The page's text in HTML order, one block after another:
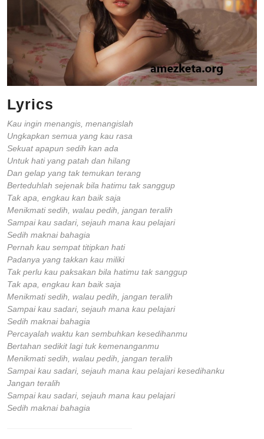
Lyrics
Kau ingin menangis, menangislah
Ungkapkan semua yang kau rasa
Sekuat apapun sedih kan ada
Untuk hati yang patah dan hilang
Dan gelap yang tak temukan terang
Berteduhlah sejenak bila hatimu tak sanggup
Tak apa, engkau kan baik saja
Menikmati sedih, walau pedih, jangan teralih
Sampai kau sadari, sejauh mana kau pelajari
Sedih maknai bahagia
Pernah kau sempat titipkan hati
Padanya yang takkan kau miliki
Tak perlu kau paksakan bila hatimu tak sanggup
Tak apa, engkau kan baik saja
Menikmati sedih, walau pedih, jangan teralih
Sampai kau sadari, sejauh mana kau pelajari
Sedih maknai bahagia
Percayalah waktu kan sembuhkan kesedihanmu
Bertahan sedikit lagi tuk kemenanganmu
Menikmati sedih, walau pedih, jangan teralih
Sampai kau sadari, sejauh mana kau pelajari kesedihanku
Jangan teralih
Sampai kau sadari, sejauh mana kau pelajari
Sedih maknai bahagia